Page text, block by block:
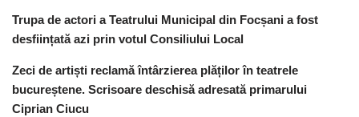
Trupa de actori a Teatrului Municipal din Focșani a fost
desființată azi prin votul Consiliului Local
Zeci de artiști reclamă întârzierea plăților în teatrele
bucureștene. Scrisoare deschisă adresată primarului
Ciprian Ciucu